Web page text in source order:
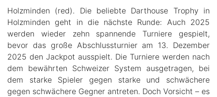
Holzminden (red). Die beliebte Darthouse Trophy in
Holzminden geht in die nächste Runde: Auch 2025
werden wieder zehn spannende Turniere gespielt,
bevor das große Abschlussturnier am 13. Dezember
2025 den Jackpot ausspielt. Die Turniere werden nach
dem bewährten Schweizer System ausgetragen, bei
dem starke Spieler gegen starke und schwächere
gegen schwächere Gegner antreten. Doch Vorsicht – es